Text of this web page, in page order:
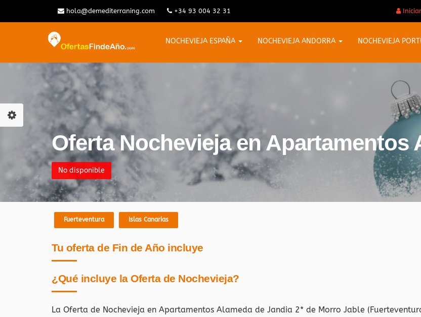
hola@demediterraning.com +34 93 004 32 31
NOCHEVIEJA ESPAÑA NOCHEVIEJA ANDORRA NOCHEVIEJA
Oferta Nochevieja en Apartamentos
No disponible
Fuerteventura Islas Canarias
Tu oferta de Fin de Año incluye
¿Qué incluye la Oferta de Nochevieja?
La Oferta de Nochevieja en Apartamentos Alameda de Jandia 2* de Morro Jable